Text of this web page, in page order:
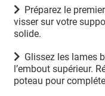
Préparez le
visser sur votre
solide.
Glissez les lames
l’embout supérieur.
poteau pour